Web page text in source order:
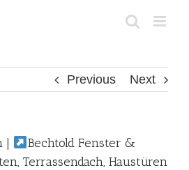
Previous Next
|
Bechtold Fenster &
Terrassendach, Haustüren